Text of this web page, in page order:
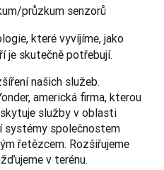
průzkum senzorů
které vyvíjíme, jako
je skutečně potřebují.
našich služeb.
americká firma, kterou
služby v oblasti
společnostem
řetězcem. Rozšiřujeme
v terénu.